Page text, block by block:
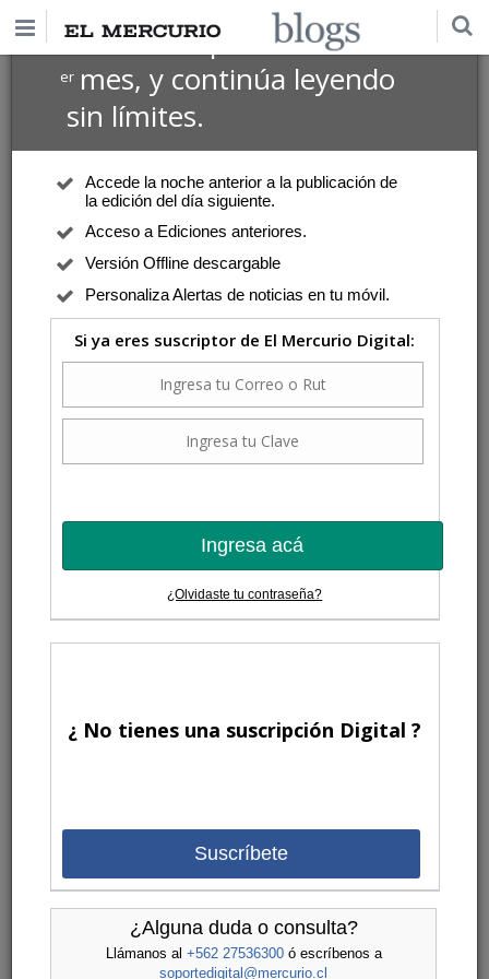
Suscríbete por $1 USD
ermes, y continúa leyendo
sin límites.
Accede la noche anterior a la publicación de
la edición del día siguiente.
Acceso a Ediciones anteriores.
Versión Offline descargable
Personaliza Alertas de noticias en tu móvil.
Si ya eres suscriptor de El Mercurio Digital:
Ingresa acá
¿Olvidaste tu contraseña?
¿ No tienes una suscripción Digital ?
Suscríbete
¿Alguna duda o consulta?
Llámanos al +562 27536300ó escríbenos a
soportedigital@mercurio.cl